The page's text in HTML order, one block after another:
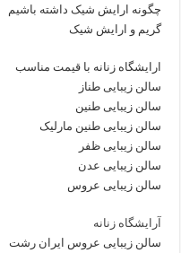
چگونه ارایش شیک داشته باشیم
گریم و ارایش شیک
ارایشگاه زنانه با قیمت مناسب
سالن زیبایی طناز
سالن زیبایی طنین
سالن زیبایی طنین مارلیک
سالن زیبایی ظفر
سالن زیبایی عدن
سالن زیبایی عروس
آرایشگاه زنانه
سالن زیبایی عروس ایران رشت